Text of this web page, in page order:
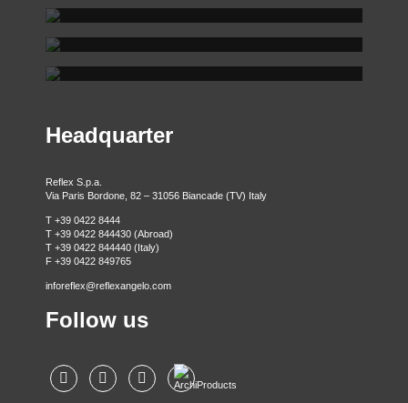
T +39 0422 849201
REFLEX SHOWROOM MILANO
T +39 02 80582955
REFLEX SHOWROOM BERLINO
Headquarter
Reflex S.p.a.
Via Paris Bordone, 82 – 31056 Biancade (TV) Italy
T +39 0422 8444
T +39 0422 844430 (Abroad)
T +39 0422 844440 (Italy)
F +39 0422 849765
inforeflex@reflexangelo.com
Follow us